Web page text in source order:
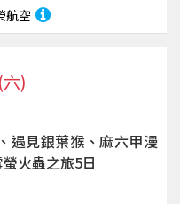
航空
(六)
遇見銀葉猴、麻六甲漫
火蟲之旅5日